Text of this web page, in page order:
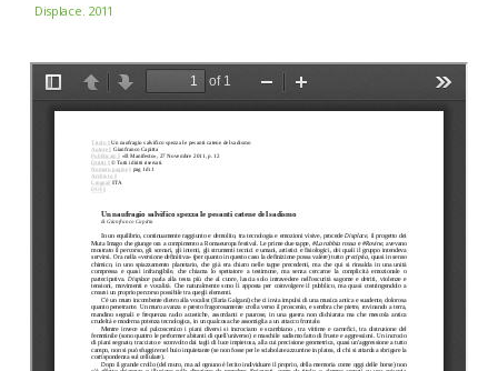
Displace. 2011